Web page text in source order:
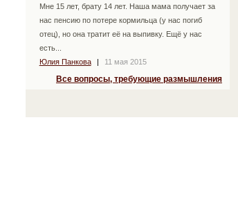
Мне 15 лет, брату 14 лет. Наша мама получает за
нас пенсию по потере кормильца (у нас погиб
отец), но она тратит её на выпивку. Ещё у нас
есть...
Юлия Панкова
11 мая 2015
Все вопросы, требующие размышления